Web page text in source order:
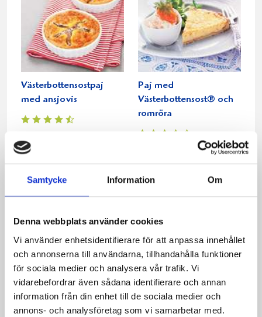
Samtycke Information Om
Denna webbplats använder cookies
Vi använder enhetsidentifierare för att anpassa innehållet
och annonserna till användarna, tillhandahålla funktioner
för sociala medier och analysera vår trafik. Vi
vidarebefordrar även sådana identifierare och annan
information från din enhet till de sociala medier och
annons- och analysföretag som vi samarbetar med.
Västerbottensostpaj
med ansjovis
Paj med
Västerbottensost® och
romröra
Läcker paj
Vårlökspaj med
kronärtskocka